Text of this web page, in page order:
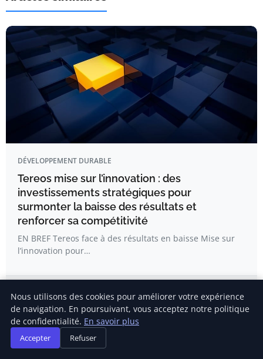
DÉVELOPPEMENT DURABLE
Tereos mise sur l’innovation : des
investissements stratégiques pour
surmonter la baisse des résultats et
renforcer sa compétitivité
EN BREF Tereos face à des résultats en baisse Mise sur
l’innovation pour…
Nous utilisons des cookies pour améliorer votre expérience
de navigation. En poursuivant, vous acceptez notre politique
de confidentialité. En savoir plus
Accepter Refuser